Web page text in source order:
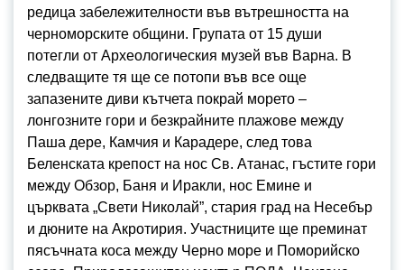
редица забележителности във вътрешността на
черноморските общини. Групата от 15 души
потегли от Археологическия музей във Варна. В
следващите тя ще се потопи във все още
запазените диви кътчета покрай морето –
лонгозните гори и безкрайните плажове между
Паша дере, Камчия и Карадере, след това
Беленската крепост на нос Св. Атанас, гъстите гори
между Обзор, Баня и Иракли, нос Емине и
църквата „Свети Николай”, стария град на Несебър
и дюните на Акротирия. Участниците ще преминат
пясъчната коса между Черно море и Поморийско